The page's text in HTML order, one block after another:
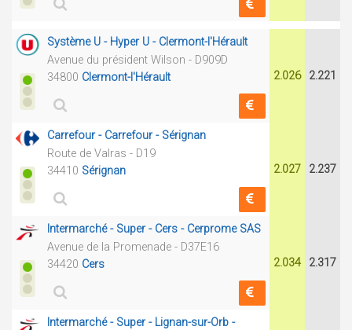
Système U - Hyper U - Clermont-l'Hérault
Avenue du président Wilson - D909D
34800 Clermont-l'Hérault 2.026 2.221
Carrefour - Carrefour - Sérignan
Route de Valras - D19
34410 Sérignan 2.027 2.237
Intermarché - Super - Cers - Cerprome SAS
Avenue de la Promenade - D37E16
34420 Cers 2.034 2.317
Intermarché - Super - Lignan-sur-Orb -